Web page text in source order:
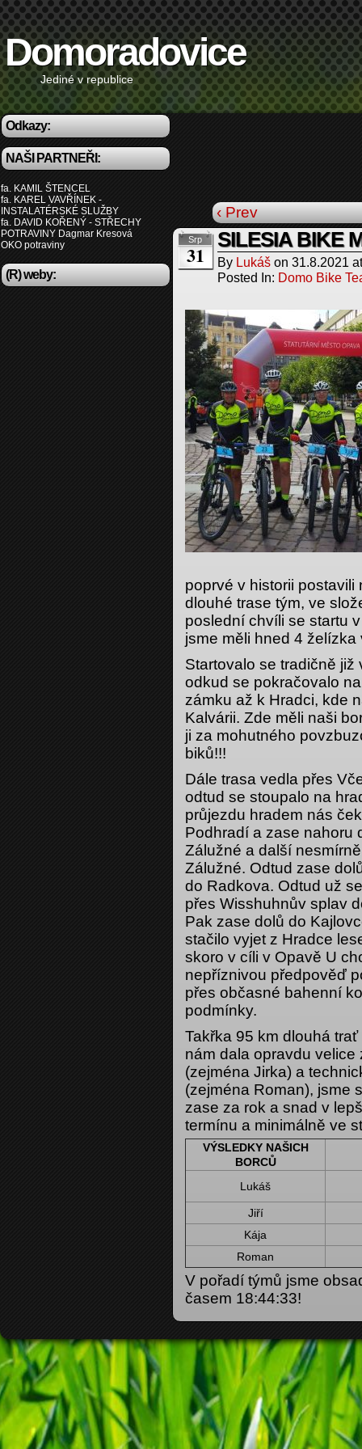
Domoradovice
Jediné v republice
Odkazy:
NAŠI PARTNEŘI:
fa. KAMIL ŠTENCEL
fa. KAREL VAVŘÍNEK -
INSTALATÉRSKÉ SLUŽBY
fa. DAVID KOŘENÝ - STŘECHY
POTRAVINY Dagmar Kresová
OKO potraviny
(R) weby:
‹ Prev
Srp
31
SILESIA BIKE
By Lukáš on 31.8.2021
Posted In: Domo Bike
poprvé v historii
dlouhé trase tým, ve
poslední chvíli se startu
jsme měli hned 4 želízka
Startovalo se tradičně
odkud se pokračovalo
zámku až k Hradci, kde
Kalvárii. Zde měli naši
ji za mohutného
biků!!!
Dále trasa vedla přes
odtud se stoupalo na
průjezdu hradem nás
Podhradí a zase nahoru
Zálužné a další
Zálužné. Odtud zase
do Radkova. Odtud už
přes Wisshuhnův splav
Pak zase dolů do
stačilo vyjet z Hradce
skoro v cíli v Opavě U
nepříznivou předpověď
přes občasné bahenní
podmínky.
Takřka 95 km dlouhá
nám dala opravdu
(zejména Jirka) a
(zejména Roman), jsme
zase za rok a snad v
termínu a minimálně ve
VÝSLEDKY NAŠICH
BORCŮ
Lukáš
Jiří
Kája
Roman
V pořadí týmů jsme
časem 18:44:33!